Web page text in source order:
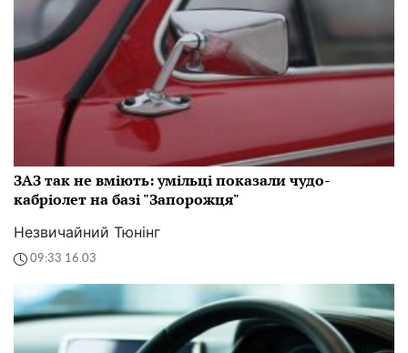
ЗАЗ так не вміють: умільці показали чудо-
кабріолет на базі "Запорожця"
Незвичайний Тюнінг
09:33 16.03